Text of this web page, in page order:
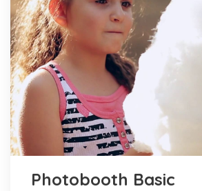
Photobooth Basic